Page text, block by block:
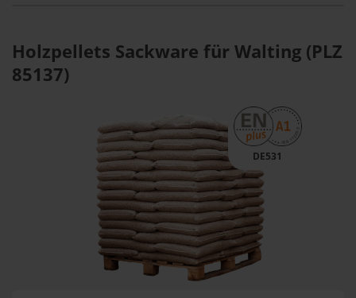
Holzpellets Sackware für Walting (PLZ
85137)
DE531